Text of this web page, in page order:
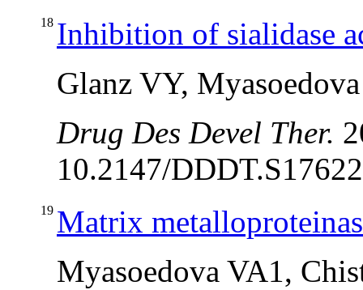
18 Inhibition of sialidase
Glanz VY,
Drug Des Devel Ther.
10.2147/
19 Matrix
Myasoedova VA1,